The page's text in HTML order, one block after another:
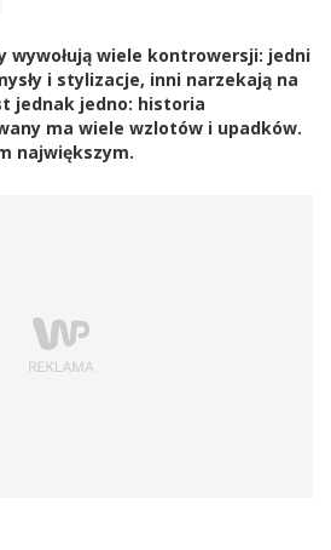
wywołują wiele kontrowersji: jedni
i stylizacje, inni narzekają na
jednak jedno: historia
ma wiele wzlotów i upadków.
największym.